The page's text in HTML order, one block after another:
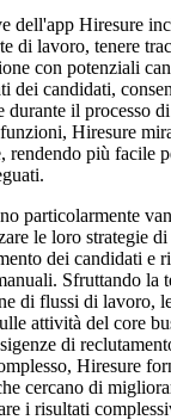
dell'app Hiresure
di lavoro, tenere
con potenziali
dei candidati,
il processo
Hiresure
rendendo più facile
particolarmente
le loro strategie
dei candidati e
Sfruttando la
di flussi di lavoro,
attività del core
di
Hiresure
cercano di
i risultati